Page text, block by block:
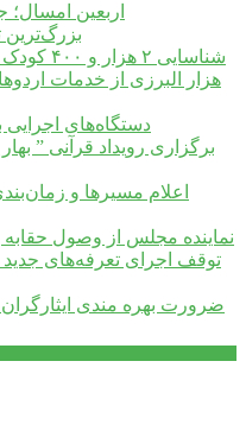
اربعین امسال؛
بزرگ‌ترین
شناسایی ۲ هزار و ۴۰۰ کودک دارای اختلالات بینایی در البرز
دستگاه‌های
نماینده مجلس از وصول حقابه
ضرورت بهره مندی